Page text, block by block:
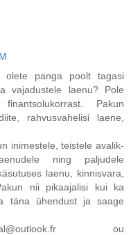
panga poolt tagasi
vajadustele laenu? Pole
Pakun
rahvusvahelisi laene,
inimestele, teistele avalik-
ning paljudele
laenu, kinnisvara,
nii pikaajalisi kui ka
täna ühendust ja saage
ou